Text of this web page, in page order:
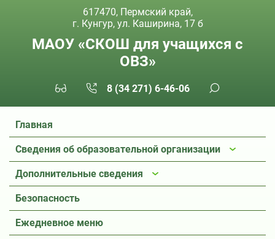
617470, Пермский край,
г. Кунгур, ул. Каширина, 17 б
МАОУ «СКОШ для учащихся с
ОВЗ»
8 (34 271) 6-46-06
Главная
Сведения об образовательной организации
Дополнительные сведения
Безопасность
Ежедневное меню